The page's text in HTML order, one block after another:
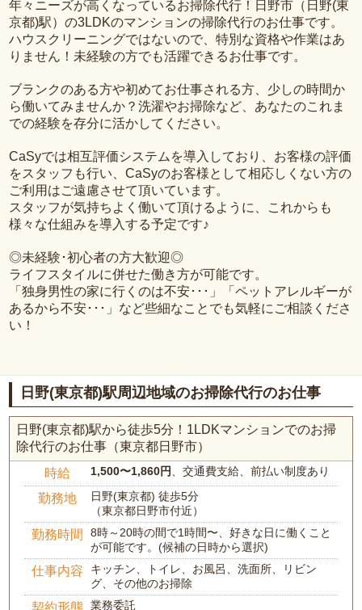
年々ニーズが高くなっているお掃除代行！日野市（日野(東
京都)駅）の3LDKのマンションの掃除代行のお仕事です。
ハウスクリーニングではないので、特別な資格や作業はあ
りません！未経験の方でも活躍できるお仕事です。
ブランクのある方や初めてお仕事される方、少しの時間か
ら働いてみませんか？洗濯やお掃除など、あなたのこれま
での経験を存分に活かしてください。
CaSyでは相互評価システムを導入しており、お客様の評価
をスタッフも行い、CaSyのお客様として相応しくない方の
ご利用はご遠慮させて頂いています。
スタッフが気持ちよく働いて頂けるように、これからも
様々な仕組みを導入する予定です♪
◎未経験･初心者の方大歓迎◎
ライフスタイルに併せた働き方が可能です。
「独身男性の家に行くのは不安･･･」「ペットアレルギーが
あるから不安･･･」など些細なことでも気軽にご相談くださ
い！
日野(東京都)駅周辺地域のお掃除代行のお仕事
日野(東京都)駅から徒歩5分！1LDKマンションでのお掃
除代行のお仕事（東京都日野市）
時給 1,500〜1,860円、交通費支給、前払い制度あり
勤務地
日野(東京都) 徒歩5分
（東京都日野市付近）
勤務時間
8時～20時の間で1時間〜、好きな日に働くこと
が可能です。(候補の日時から選択)
仕事内容
キッチン、トイレ、お風呂、洗面所、リビン
グ、その他のお掃除
業務委託